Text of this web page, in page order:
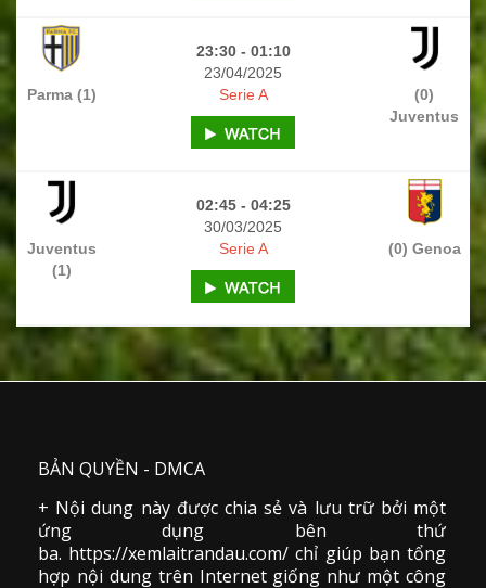
23:30 - 01:10
23/04/2025
Parma (1)
(0)
Juventus
Serie A
02:45 - 04:25
30/03/2025
Juventus
(1)
(0) Genoa
Serie A
BẢN QUYỀN - DMCA
+ Nội dung này được chia sẻ và lưu trữ bởi một
ứng dụng bên thứ
ba. https://xemlaitrandau.com/ chỉ giúp bạn tổng
hợp nội dung trên Internet giống như một công